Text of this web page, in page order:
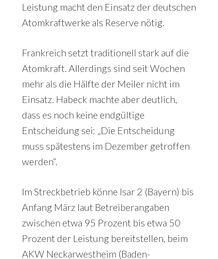
Leistung macht den Einsatz der deutschen
Atomkraftwerke als Reserve nötig.
Frankreich setzt traditionell stark auf die
Atomkraft. Allerdings sind seit Wochen
mehr als die Hälfte der Meiler nicht im
Einsatz. Habeck machte aber deutlich,
dass es noch keine endgültige
Entscheidung sei: „Die Entscheidung
muss spätestens im Dezember getroffen
werden“.
Im Streckbetrieb könne Isar 2 (Bayern) bis
Anfang März laut Betreiberangaben
zwischen etwa 95 Prozent bis etwa 50
Prozent der Leistung bereitstellen, beim
AKW Neckarwestheim (Baden-